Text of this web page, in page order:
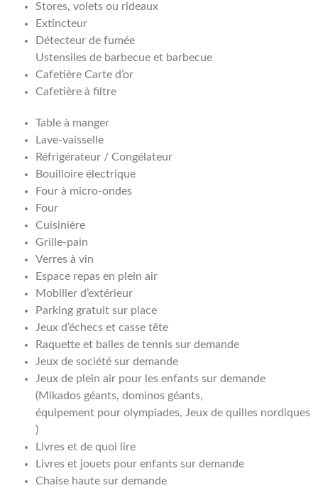
Stores, volets ou rideaux
Extincteur
Détecteur de fumée
Ustensiles de barbecue et barbecue
Cafetière Carte d’or
Cafetière à filtre
Table à manger
Lave-vaisselle
Réfrigérateur / Congélateur
Bouilloire électrique
Four à micro-ondes
Four
Cuisinière
Grille-pain
Verres à vin
Espace repas en plein air
Mobilier d’extérieur
Parking gratuit sur place
Jeux d’échecs et casse tête
Raquette et balles de tennis sur demande
Jeux de société sur demande
Jeux de plein air pour les enfants sur demande
(Mikados géants, dominos géants,
équipement pour olympiades, Jeux de quilles nordiques
)
Livres et de quoi lire
Livres et jouets pour enfants sur demande
Chaise haute sur demande